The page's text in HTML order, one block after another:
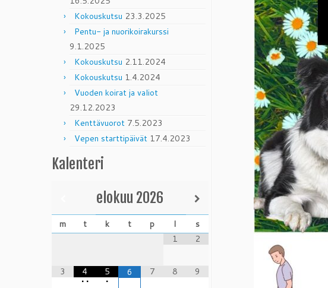
Kokouskutsu 23.3.2025
Pentu- ja nuorikoirakurssi
9.1.2025
Kokouskutsu 2.11.2024
Kokouskutsu 1.4.2024
Vuoden koirat ja valiot
29.12.2023
Kenttävuorot 7.5.2023
Vepen starttipäivät 17.4.2023
Kalenteri
elokuu 2026
m t k t p l
s
1
2
3
4
• •
5
•
6 7 8 9